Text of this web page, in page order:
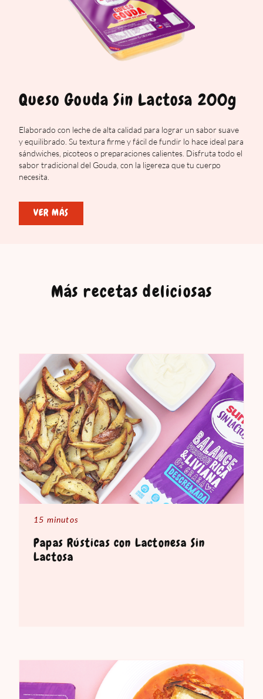
Queso Gouda Sin Lactosa 200g
Elaborado con leche de alta calidad para lograr un sabor suave
y equilibrado. Su textura firme y fácil de fundir lo hace ideal para
sándwiches, picoteos o preparaciones calientes. Disfruta todo el
sabor tradicional del Gouda, con la ligereza que tu cuerpo
necesita.
VER MÁS
Más recetas deliciosas
15 minutos
Papas Rústicas con Lactonesa Sin
Lactosa